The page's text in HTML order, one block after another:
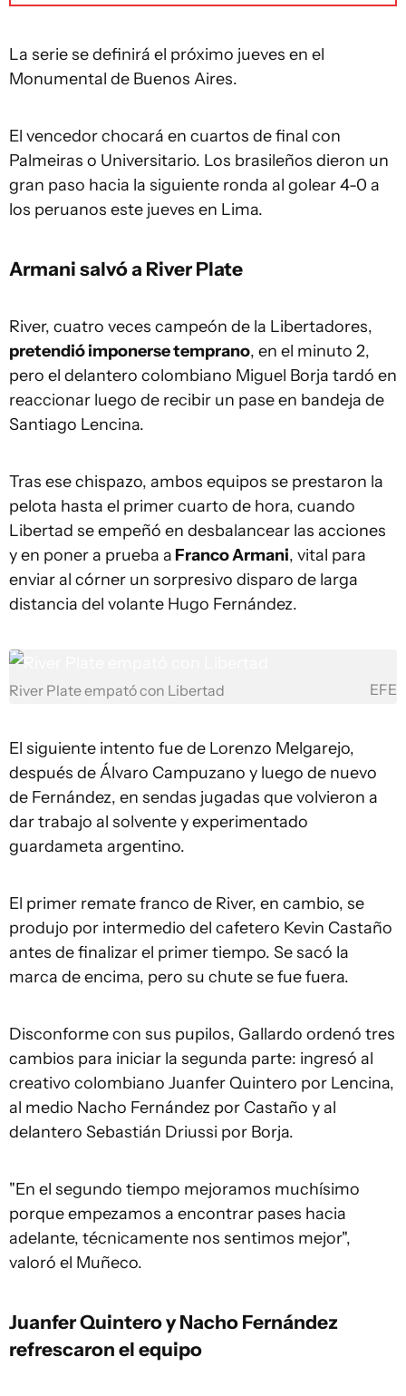
La serie se definirá el próximo jueves en el
Monumental de Buenos Aires.
El vencedor chocará en cuartos de final con
Palmeiras o Universitario. Los brasileños dieron un
gran paso hacia la siguiente ronda al golear 4-0 a
los peruanos este jueves en Lima.
Armani salvó a River Plate
River, cuatro veces campeón de la Libertadores,
pretendió imponerse temprano, en el minuto 2,
pero el delantero colombiano Miguel Borja tardó en
reaccionar luego de recibir un pase en bandeja de
Santiago Lencina.
Tras ese chispazo, ambos equipos se prestaron la
pelota hasta el primer cuarto de hora, cuando
Libertad se empeñó en desbalancear las acciones
y en poner a prueba a Franco Armani, vital para
enviar al córner un sorpresivo disparo de larga
distancia del volante Hugo Fernández.
River Plate empató con Libertad EFE
El siguiente intento fue de Lorenzo Melgarejo,
después de Álvaro Campuzano y luego de nuevo
de Fernández, en sendas jugadas que volvieron a
dar trabajo al solvente y experimentado
guardameta argentino.
El primer remate franco de River, en cambio, se
produjo por intermedio del cafetero Kevin Castaño
antes de finalizar el primer tiempo. Se sacó la
marca de encima, pero su chute se fue fuera.
Disconforme con sus pupilos, Gallardo ordenó tres
cambios para iniciar la segunda parte: ingresó al
creativo colombiano Juanfer Quintero por Lencina,
al medio Nacho Fernández por Castaño y al
delantero Sebastián Driussi por Borja.
"En el segundo tiempo mejoramos muchísimo
porque empezamos a encontrar pases hacia
adelante, técnicamente nos sentimos mejor",
valoró el Muñeco.
Juanfer Quintero y Nacho Fernández
refrescaron el equipo